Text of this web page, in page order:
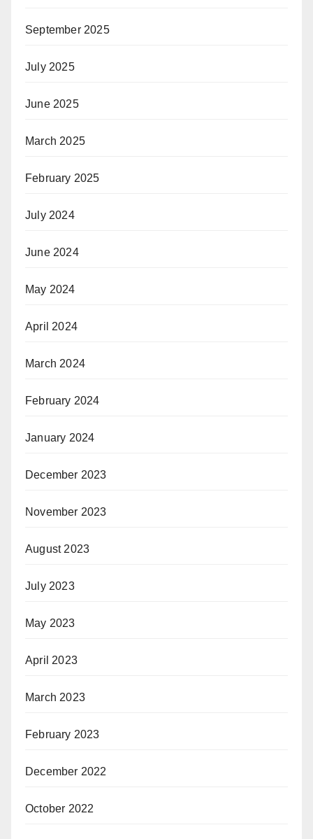
September 2025
July 2025
June 2025
March 2025
February 2025
July 2024
June 2024
May 2024
April 2024
March 2024
February 2024
January 2024
December 2023
November 2023
August 2023
July 2023
May 2023
April 2023
March 2023
February 2023
December 2022
October 2022